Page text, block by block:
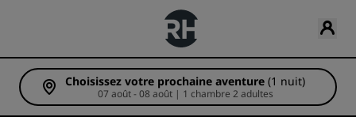
Choisissez votre prochaine aventure (1 nuit)
07 août - 08 août | 1 chambre 2 adultes